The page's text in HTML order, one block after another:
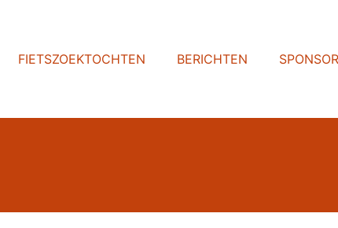
FIETSZOEKTOCHTEN BERICHTEN